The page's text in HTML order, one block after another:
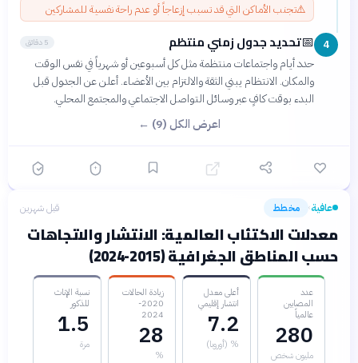
⚠️تجنب الأماكن التي قد تسبب إزعاجاً أو عدم راحة نفسية للمشاركين
4
📅تحديد جدول زمني منتظم 5 دقائق
حدد أيام واجتماعات منتظمة مثل كل أسبوعين أو شهرياً في نفس الوقت
والمكان. الانتظام يبني الثقة والالتزام بين الأعضاء. أعلن عن الجدول قبل
البدء بوقت كافٍ عبر وسائل التواصل الاجتماعي والمجتمع المحلي.
اعرض الكل (9) ←
عافية› مخطط قبل شهرين
معدلات الاكتئاب العالمية: الانتشار والاتجاهات
حسب المناطق الجغرافية (2015-2024)
عدد
المصابين
عالمياً
280
مليون شخص
أعلى معدل
انتشار إقليمي
7.2
% (أوروبا)
زيادة الحالات
2020-
2024
28
%
نسبة الإناث
للذكور
1.5
مرة